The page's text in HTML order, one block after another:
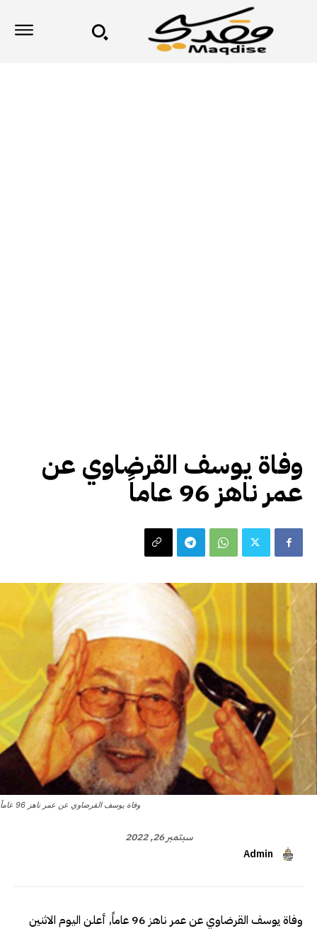
وفاة يوسف القرضاوي عن
عمر ناهز 96 عاماً
وفاة يوسف القرضاوي عن عمر ناهز 96 عاماً
سبتمبر 26, 2022
Admin
وفاة يوسف القرضاوي عن عمر ناهز 96 عاماً, أعلن اليوم الاثنين